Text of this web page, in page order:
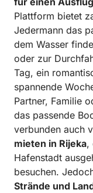
Plattform bietet
Jedermann das
dem Wasser
oder zur
Tag, ein
spannende
Partner, Familie
das passende
verbunden auch
mieten in Rijeka,
Hafenstadt
besuchen.
Strände und